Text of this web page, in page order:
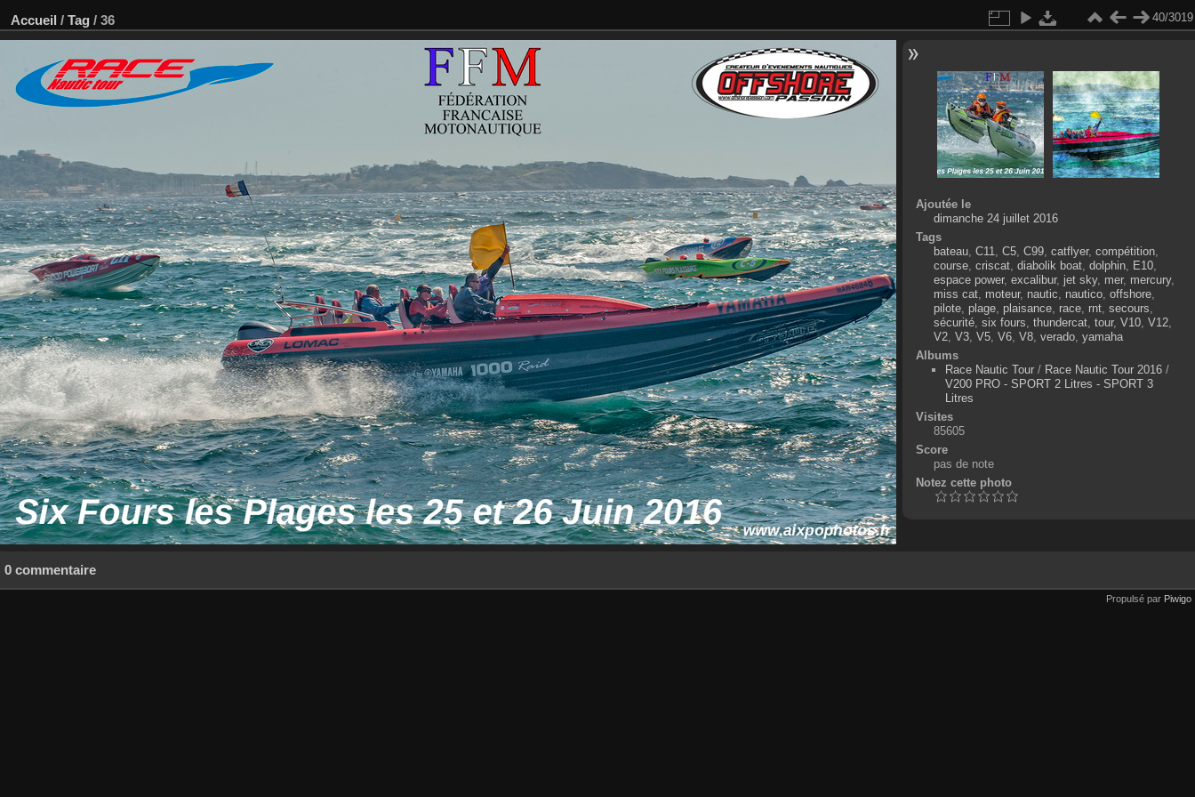
Accueil / Tag / 36 40/3019
Ajoutée le
dimanche 24 juillet 2016
Tags
bateau, C11, C5, C99, catflyer, compétition,
course, criscat, diabolik boat, dolphin, E10,
espace power, excalibur, jet sky, mer, mercury,
miss cat, moteur, nautic, nautico, offshore,
pilote, plage, plaisance, race, rnt, secours,
sécurité, six fours, thundercat, tour, V10, V12,
V2, V3, V5, V6, V8, verado, yamaha
Albums
Race Nautic Tour/ Race Nautic Tour 2016/
V200 PRO - SPORT 2 Litres - SPORT 3
Litres
Visites
85605
Score
pas de note
Notez cette photo
0 commentaire
Propulsé par Piwigo